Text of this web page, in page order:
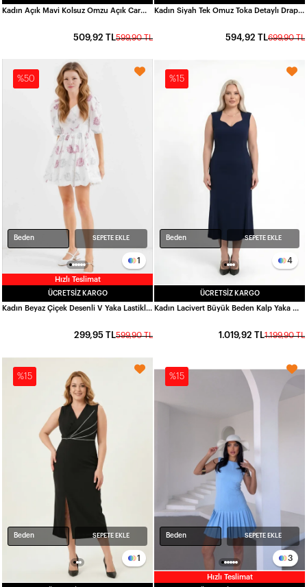
Kadın Açık Mavi Kolsuz Omzu Açık Carmen Yaka Jean Elbise HZL24S-BD114811
599,90 TL
509,92 TL
Kadın Siyah Tek Omuz Toka Detaylı Drapeli Sandy Kumaş Mini Elbise HZL26S-FRY123881
699,90 TL
594,92 TL
%50
Hızlı Teslimat
1
Beden SEPETE EKLE
ÜCRETSIZ KARGO
Kadın Beyaz Çiçek Desenli V Yaka Lastikli Bel Mini Kloş Astarlı Elbise HZL24S-BD125061
599,90 TL
299,95 TL
%15
4
Beden SEPETE EKLE
ÜCRETSIZ KARGO
Kadın Lacivert Büyük Beden Kalp Yaka Midi Boy Elbise HZL26S-ZSS150931
1.199,90 TL
1.019,92 TL
%15
1
Beden SEPETE EKLE
%15
Hızlı Teslimat
3
Beden SEPETE EKLE